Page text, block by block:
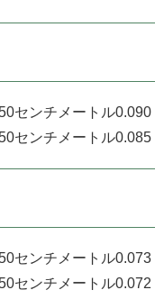
センチメートル0.090
センチメートル0.085
センチメートル0.073
センチメートル0.072